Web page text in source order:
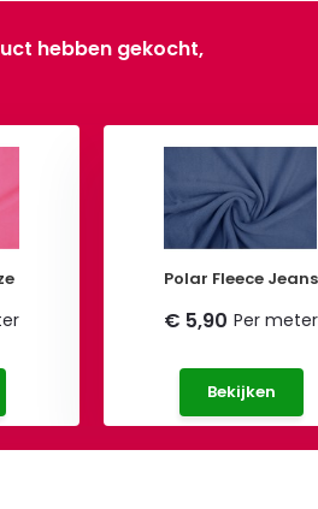
hebben gekocht,
Polar Fleece Jeans
€ 5,90 Per meter
Bekijken